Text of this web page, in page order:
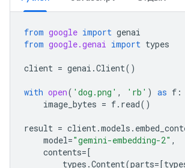
from google import genai
from google.genai import types
client = genai .Client()
with open( 'dog.png' , 'rb' ) as f :
image_bytes = f. read()
result = client.models .
model="gemini-embedding-2" ,
contents=[
types .Content(parts=[